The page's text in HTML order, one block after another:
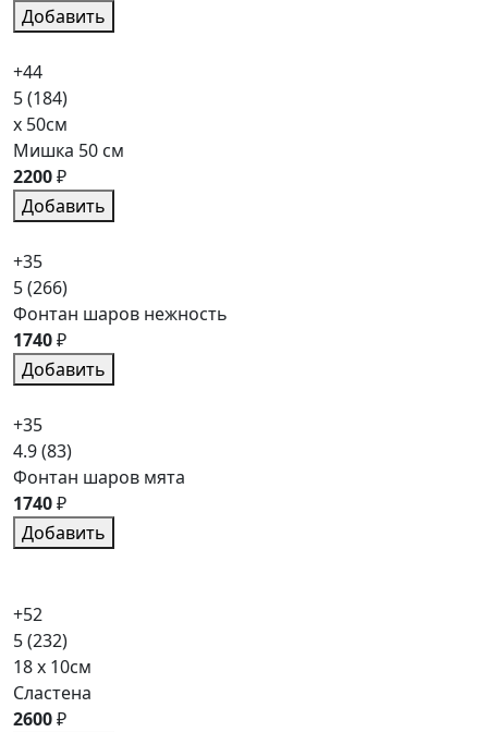
Добавить
+44
5(184)
x 50см
Мишка 50 см
2200₽
Добавить
+35
5(266)
Фонтан шаров нежность
1740₽
Добавить
+35
4.9(83)
Фонтан шаров мята
1740₽
Добавить
+52
5(232)
18 x 10см
Сластена
2600₽